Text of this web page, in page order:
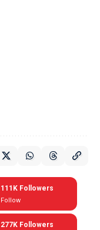
111K Followers
Follow
277K Followers